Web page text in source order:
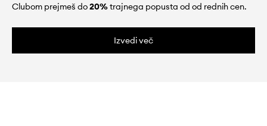
Clubom prejmeš do20%trajnega popusta od od rednih cen.
Izvedi več